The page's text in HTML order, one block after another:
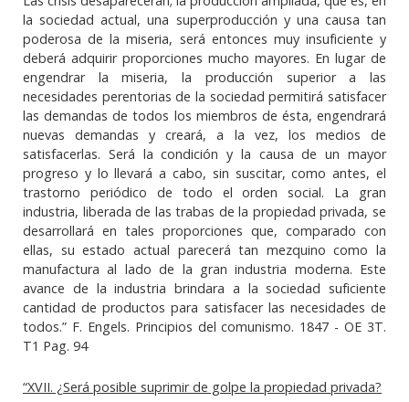
la sociedad actual, una superproducción y una causa tan
poderosa de la miseria, será entonces muy insuficiente y
deberá adquirir proporciones mucho mayores. En lugar de
engendrar la miseria, la producción superior a las
necesidades perentorias de la sociedad permitirá satisfacer
las demandas de todos los miembros de ésta, engendrará
nuevas demandas y creará, a la vez, los medios de
satisfacerlas. Será la condición y la causa de un mayor
progreso y lo llevará a cabo, sin suscitar, como antes, el
trastorno periódico de todo el orden social. La gran
industria, liberada de las trabas de la propiedad privada, se
desarrollará en tales proporciones que, comparado con
ellas, su estado actual parecerá tan mezquino como la
manufactura al lado de la gran industria moderna. Este
avance de la industria brindara a la sociedad suficiente
cantidad de productos para satisfacer las necesidades de
todos.” F. Engels. Principios del comunismo. 1847 - OE 3T.
T1 Pag. 94
“XVII. ¿Será posible suprimir de golpe la propiedad privada?